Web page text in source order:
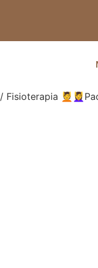
/ Fisioterapia